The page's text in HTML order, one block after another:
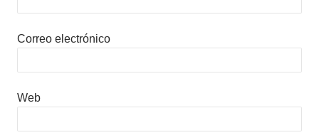
Correo electrónico
Web